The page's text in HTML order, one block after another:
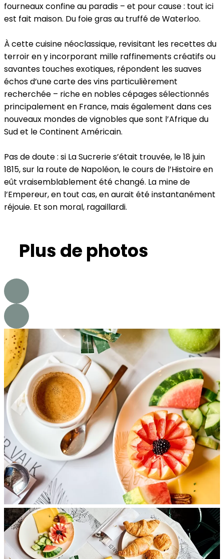
fourneaux confine au paradis – et pour cause : tout ici
est fait maison. Du foie gras au truffé de Waterloo.
À cette cuisine néoclassique, revisitant les recettes du
terroir en y incorporant mille raffinements créatifs ou
savantes touches exotiques, répondent les suaves
échos d’une carte des vins particulièrement
recherchée – riche en nobles cépages sélectionnés
principalement en France, mais également dans ces
nouveaux mondes de vignobles que sont l’Afrique du
Sud et le Continent Américain.
Pas de doute : si La Sucrerie s’était trouvée, le 18 juin
1815, sur la route de Napoléon, le cours de l’Histoire en
eût vraisemblablement été changé. La mine de
l’Empereur, en tout cas, en aurait été instantanément
réjouie. Et son moral, ragaillardi.
Plus de photos